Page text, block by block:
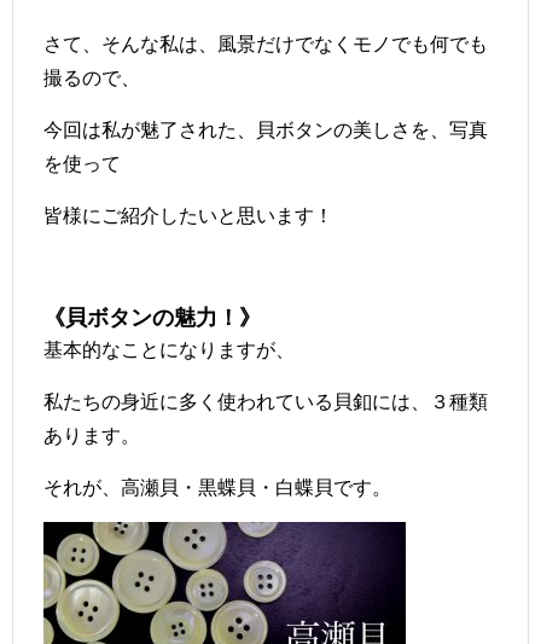
さて、そんな私は、風景だけでなくモノでも何でも
撮るので、
今回は私が魅了された、貝ボタンの美しさを、写真
を使って
皆様にご紹介したいと思います！
《貝ボタンの魅力！》
基本的なことになりますが、
私たちの身近に多く使われている貝釦には、３種類
あります。
それが、高瀬貝・黒蝶貝・白蝶貝です。